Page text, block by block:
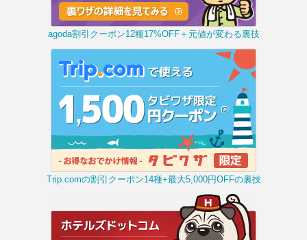
agoda割引クーポン12種17%OFF＋元値が変わる裏技
Trip.comの割引クーポン14種+最大5,000円OFFの裏技